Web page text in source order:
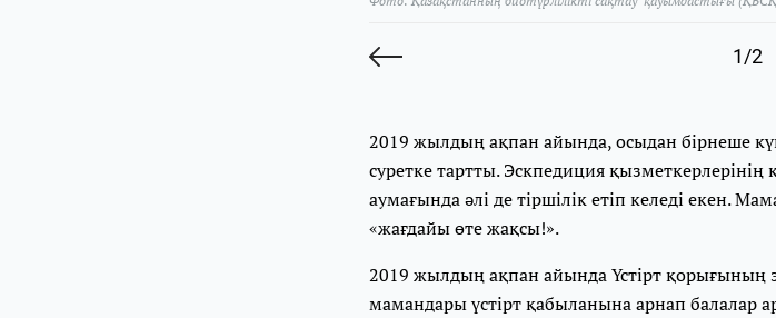
1/2
2019 жылдың ақпан айында, осыдан бірнеше
суретке тартты. Эскпедиция
аумағында әлі де тіршілік етіп келеді екен.
«жағдайы өте жақсы!».
2019 жылдың ақпан айында Үстірт қорығының
мамандары үстірт қабыланына арнап балалар